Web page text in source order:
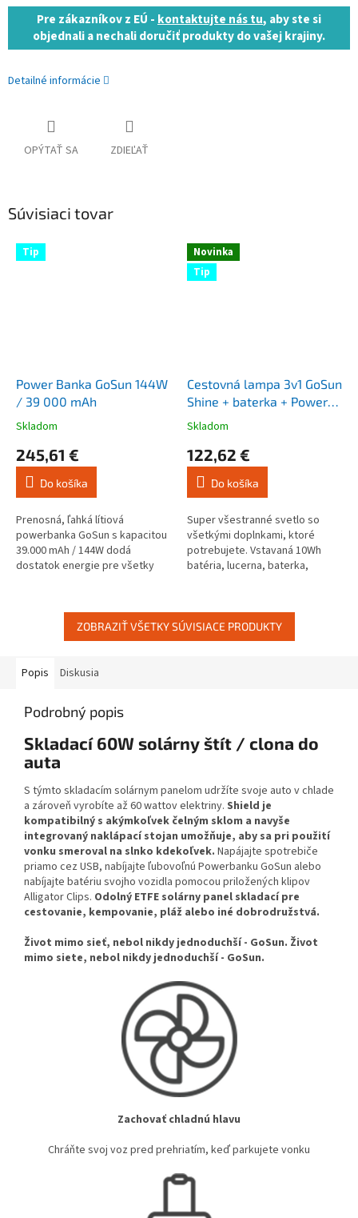
Pre zákazníkov z EÚ -kontaktujte nás tu, aby ste si
objednali a nechali doručiť produkty do vašej krajiny.
Detailné informácie
OPÝTAŤ SA ZDIEĽAŤ
Súvisiaci tovar
Tip
Power Banka GoSun 144W
/ 39 000 mAh
Priemerné
produktu
4,3
5
hviezdičiek.
Skladom
245,61 €
Do košíka
Prenosná, ľahká lítiová
powerbanka GoSun s kapacitou
39.000 mAh / 144W dodá
dostatok energie pre všetky
Novinka
Tip
Cestovná lampa 3v1 GoSun
Shine + baterka + Power
Banka TOP
Priemerné
produktu
4,8
5
hviezdičiek.
Skladom
122,62 €
Do košíka
Super všestranné svetlo so
všetkými doplnkami, ktoré
potrebujete. Vstavaná 10Wh
batéria, lucerna, baterka,
panely,...
ZOBRAZIŤ VŠETKY SÚVISIACE PRODUKTY
Popis Diskusia
Podrobný popis
Skladací 60W solárny štít / clona do
auta
S týmto skladacím solárnym panelom udržíte svoje auto v chlade
a zároveň vyrobíte až 60 wattov elektriny. Shield je
kompatibilný s akýmkoľvek čelným sklom a navyše
integrovaný naklápací stojan umožňuje, aby sa pri použití
vonku smeroval na slnko kdekoľvek. Napájajte spotrebiče
priamo cez USB, nabíjajte ľubovoľnú Powerbanku GoSun alebo
nabíjajte batériu svojho vozidla pomocou priložených klipov
Alligator Clips. Odolný ETFE solárny panel skladací pre
cestovanie, kempovanie, pláž alebo iné dobrodružstvá.
Život mimo sieť, nebol nikdy jednoduchší - GoSun. Život
mimo siete, nebol nikdy jednoduchší - GoSun.
Zachovať chladnú hlavu
Chráňte svoj voz pred prehriatím, keď parkujete vonku